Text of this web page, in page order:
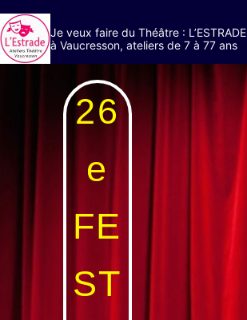
Je veux faire du Théâtre : L’ESTRADE
à Vaucresson, ateliers de 7 à 77 ans
26
e
FE
ST